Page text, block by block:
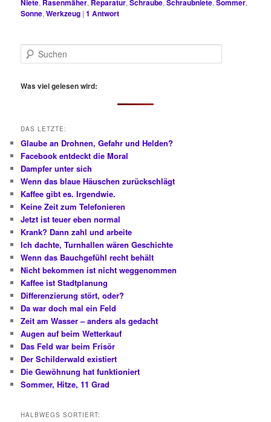
Niete, Rasenmäher, Reparatur,Schraube,Schraubniete,Sommer,
Sonne,Werkzeug |1 Antwort
u
h
Was viel gelesen wird:
DAS LETZTE:
Glaube an Drohnen, Gefahr und Helden?
Facebook entdeckt die Moral
Dampfer unter sich
Wenn das blaue Häuschen zurückschlägt
Kaffee gibt es. Irgendwie.
Keine Zeit zum Telefonieren
Jetzt ist teuer eben normal
Krank? Dann zahl und arbeite
Ich dachte, Turnhallen wären Geschichte
Wenn das Bauchgefühl recht behält
Nicht bekommen ist nicht weggenommen
Kaffee ist Stadtplanung
Differenzierung stört, oder?
Da war doch mal ein Feld
Zeit am Wasser – anders als gedacht
Augen auf beim Wetterkauf
Das Feld war beim Frisör
Der Schilderwald existiert
Die Gewöhnung hat funktioniert
Sommer, Hitze, 11 Grad
HALBWEGS SORTIERT: